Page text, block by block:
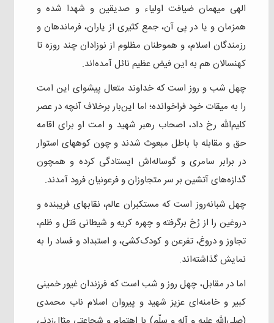
الهی میهمان ضیافت اولیاء و صدیقین و شهدا شده و
همزمان و یا در پی آن، جمع کثیری از یاران، فرماندهان و
رزمندگان اسلام، و هموطنان مظلوم از نوزادان چند روزه تا
کهنسالان هم به این فیض عظیم نائل آمده‌اند.
چهل شب و روز است که خداوند متعال پیشوای این امت
را به میقات خود فراخوانده؛ اما این‌بار برخلاف آنچه در عصر
کلیم‌الله رخ داد، اصحاب رهبر شهید و امت او برای اقامه
حق و مقابله با باطل مبعوث شدند و چون کوههای استوار
در برابر سامری و گوساله‌اش ایستادگی کرده و همچون
گدازه‌های آتشین بر سر متجاوزان و فرعونیان فرود آمدند.
چهل شبانه‌روز است که مستکبران عالم، نقابهای فریبنده و
دروغین را از رُخ برگرفته ‌و چهره‌ کریه و شیطانی قتل و ظلم،
تجاوز و دروغ، تفرعن و کودک‌کشی، و استبداد و فساد را به
نمایش گذاشته‌اند.
اما در مقابل، چهل روز و شب است که فرزندان غیور خمینی
کبیر و خامنه‌ای عزیز شهید و پیروان اسلام ناب محمدی